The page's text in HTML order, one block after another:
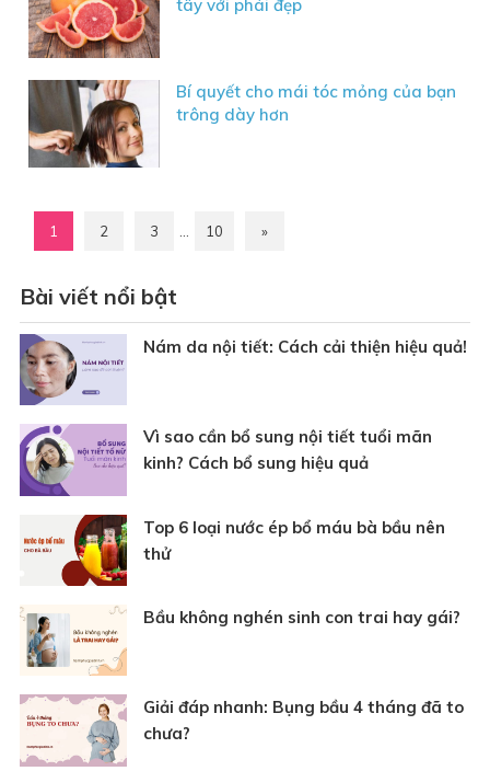
tây với phái đẹp
Bí quyết cho mái tóc mỏng của bạn
trông dày hơn
1 2 3 10 »
Bài viết nổi bật
Nám da nội tiết: Cách cải thiện hiệu quả!
Vì sao cần bổ sung nội tiết tuổi mãn
kinh? Cách bổ sung hiệu quả
Top 6 loại nước ép bổ máu bà bầu nên
thử
Bầu không nghén sinh con trai hay gái?
Giải đáp nhanh: Bụng bầu 4 tháng đã to
chưa?